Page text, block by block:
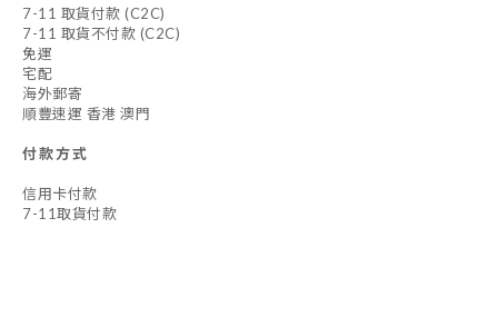
7-11 取貨付款 (C2C)
7-11 取貨不付款 (C2C)
免運
宅配
海外郵寄
順豐速運 香港 澳門
付款方式
信用卡付款
7-11取貨付款